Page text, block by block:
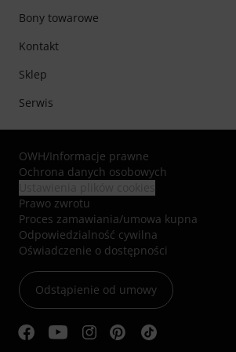
Bony towarowe
Kontakt
Sklep
Serwis
OWH/Informacje prawne
Ochrona danych osobowych
Prawo zwrotu
Proces zamawiania/umowa kupna
Odpowiedzialność cywilna
Oświadczenie o dostępności
Odstąpienie od umowy